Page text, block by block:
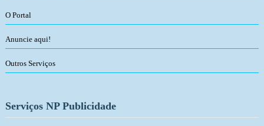
O Portal
Anuncie aqui!
Outros Serviços
Serviços NP Publicidade